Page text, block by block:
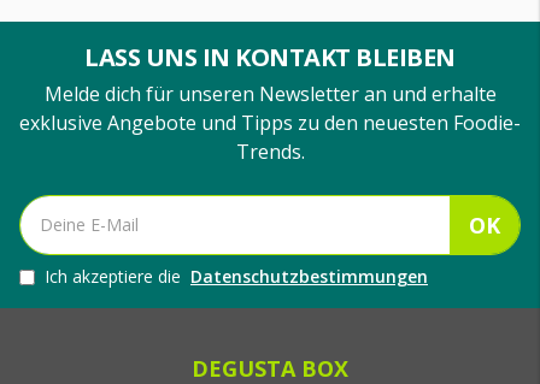
LASS UNS IN KONTAKT BLEIBEN
Melde dich für unseren Newsletter an und erhalte
exklusive Angebote und Tipps zu den neuesten Foodie-
Trends.
OK
Ich akzeptiere die Datenschutzbestimmungen
DEGUSTA BOX